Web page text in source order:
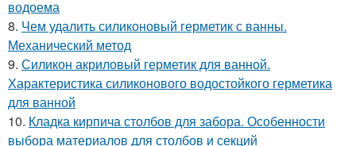
водоема
8. Чем удалить силиконовый герметик с ванны.
Механический метод
9. Силикон акриловый герметик для ванной.
Характеристика силиконового водостойкого герметика
для ванной
10. Кладка кирпича столбов для забора. Особенности
выбора материалов для столбов и секций